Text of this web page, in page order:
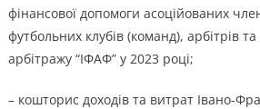
фінансової допомоги асоційованих
футбольних клубів (команд), арбітрів та
арбітражу “ІФАФ” у 2023 році;
– кошторис доходів та витрат Івано-